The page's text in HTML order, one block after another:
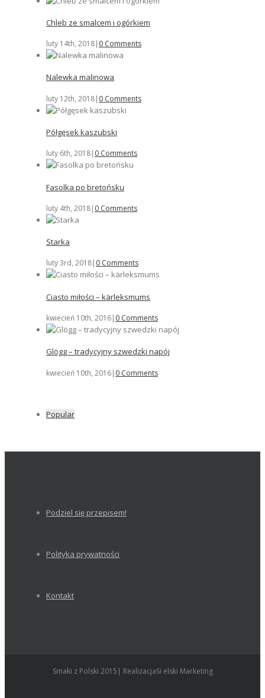
Chleb ze smalcem i ogórkiem
luty 14th, 2018| 0 Comments
Nalewka malinowa
luty 12th, 2018| 0 Comments
Półgęsek kaszubski
luty 6th, 2018| 0 Comments
Fasolka po bretońsku
luty 4th, 2018| 0 Comments
Starka
luty 3rd, 2018| 0 Comments
Ciasto miłości – kärleksmums
kwiecień 10th, 2016| 0 Comments
Glögg – tradycyjny szwedzki napój
kwiecień 10th, 2016| 0 Comments
Popular
Podziel się przepisem!
Polityka prywatności
Kontakt
Smaki z Polski 2015| RealizacjaSi elski Marketing